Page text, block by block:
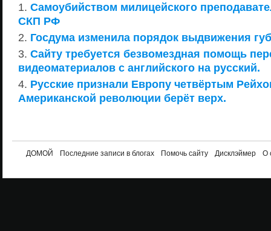
Самоубийством милицейского
СКП РФ
Госдума изменила порядок выдвижения
Сайту требуется безвомездная помощь
видеоматериалов с английского на русский.
Русские признали Европу четвёртым
Американской революции берёт верх.
ДОМОЙ Последние записи в блогах Помочь сайту Дисклэймер О